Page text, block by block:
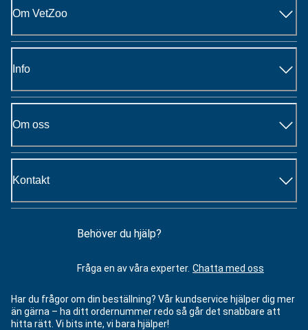
Om VetZoo
Info
Om oss
Kontakt
Behöver du hjälp?
Fråga en av våra experter. Chatta med oss
Har du frågor om din beställning? Vår kundservice hjälper dig mer
än gärna – ha ditt ordernummer redo så går det snabbare att
hitta rätt. Vi bits inte, vi bara hjälper!